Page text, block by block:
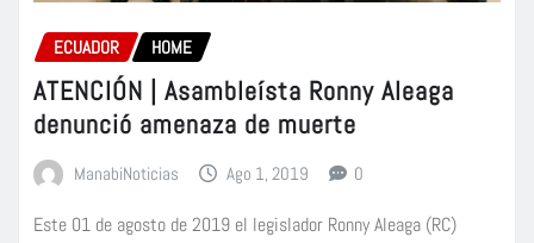
ECUADOR HOME
ATENCIÓN | Asambleísta Ronny Aleaga
denunció amenaza de muerte
ManabiNoticias Ago 1, 2019 0
Este 01 de agosto de 2019 el legislador Ronny Aleaga (RC)